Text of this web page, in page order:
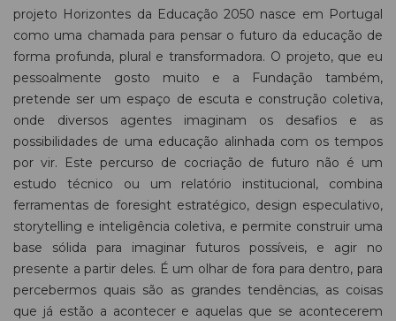
projeto Horizontes da Educação 2050 nasce em Portugal
como uma chamada para pensar o futuro da educação de
forma profunda, plural e transformadora. O projeto, que eu
pessoalmente gosto muito e a Fundação também,
pretende ser um espaço de escuta e construção coletiva,
onde diversos agentes imaginam os desafios e as
possibilidades de uma educação alinhada com os tempos
por vir. Este percurso de cocriação de futuro não é um
estudo técnico ou um relatório institucional, combina
ferramentas de foresight estratégico, design especulativo,
storytelling e inteligência coletiva, e permite construir uma
base sólida para imaginar futuros possíveis, e agir no
presente a partir deles. É um olhar de fora para dentro, para
percebermos quais são as grandes tendências, as coisas
que já estão a acontecer e aquelas que se acontecerem